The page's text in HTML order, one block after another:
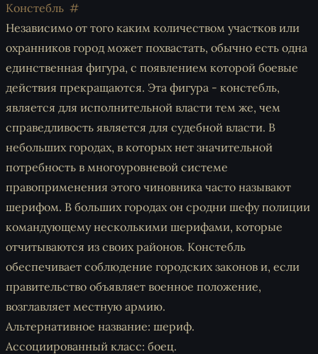
Констебль
Независимо от того каким количеством участков или
охранников город может похвастать, обычно есть одна
единственная фигура, с появлением которой боевые
действия прекращаются. Эта фигура - констебль,
является для исполнительной власти тем же, чем
справедливость является для судебной власти. В
небольших городах, в которых нет значительной
потребность в многоуровневой системе
правоприменения этого чиновника часто называют
шерифом. В больших городах он сродни шефу полиции
командующему несколькими шерифами, которые
отчитываются из своих районов. Констебль
обеспечивает соблюдение городских законов и, если
правительство объявляет военное положение,
возглавляет местную армию.
Альтернативное название: шериф.
Ассоциированный класс: боец.